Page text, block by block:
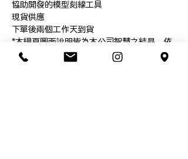
協助開發的模型刻線工具
現貨供應
下單後兩個工作天到貨
*本網頁圖面說明皆為本公司智慧之結晶，依
法受到智慧財產權利人之權利保護